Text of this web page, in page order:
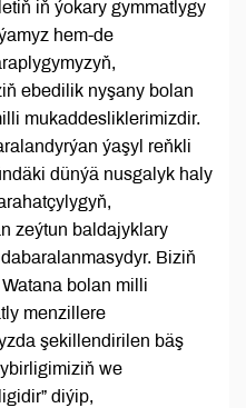
iň ýokary gymmatlygy
hem-de
ebedilik nyşany bolan
mukaddesliklerimizdir.
ýaşyl reňkli
dünýä nusgalyk haly
zeýtun baldajyklary
Biziň
bolan milli
menzillere
şekillendirilen bäş
we
diýip,